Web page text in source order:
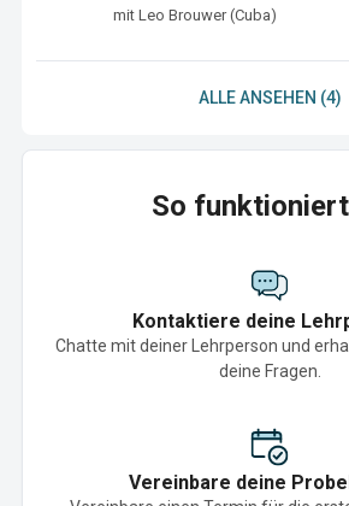
mit Leo Brouwer (Cuba)
ALLE ANSEHEN (4)
So
Kontaktiere deine
Chatte mit deiner Lehrperson und
deine Fragen.
Vereinbare deine